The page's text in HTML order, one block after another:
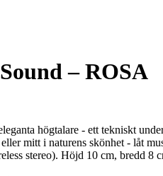
– ROSA
högtalare - ett tekniskt
mitt i naturens skönhet - låt
stereo). Höjd 10 cm, bredd 8